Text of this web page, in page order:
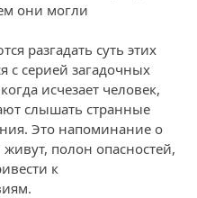
они могли
разгадать суть этих
с серией загадочных
исчезает человек,
слышать странные
Это напоминание о
полон опасностей,
к